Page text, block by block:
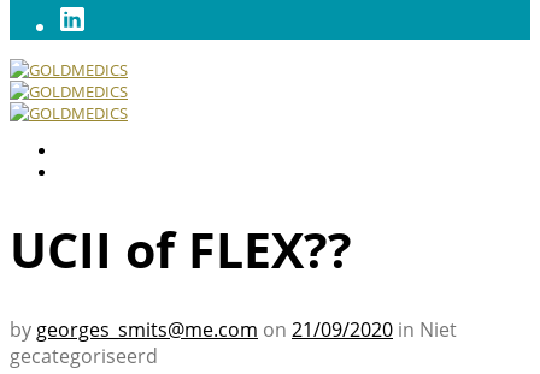
UCII of FLEX??
by georges_smits@me.com on 21/09/2020 in Niet
gecategoriseerd